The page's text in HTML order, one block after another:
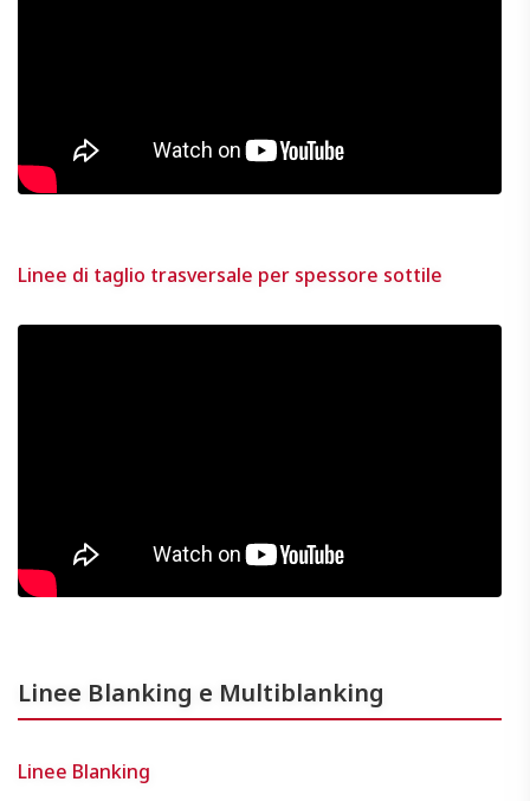
Linee di taglio trasversale per spessore sottile
Linee Blanking e Multiblanking
Linee Blanking